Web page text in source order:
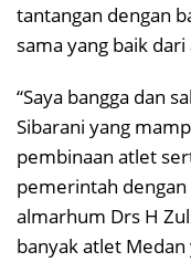
tantangan dengan
sama yang baik
“Saya bangga dan
Sibarani yang
pembinaan atlet
pemerintah
almarhum Drs H
banyak atlet